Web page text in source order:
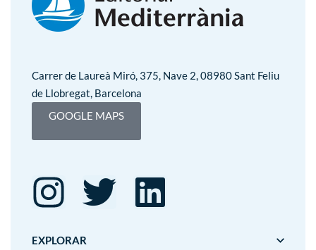
Carrer de Laureà Miró, 375, Nave 2, 08980 Sant Feliu
de Llobregat, Barcelona
GOOGLE MAPS
EXPLORAR